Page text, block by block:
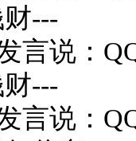
---
言说：
---
言说：